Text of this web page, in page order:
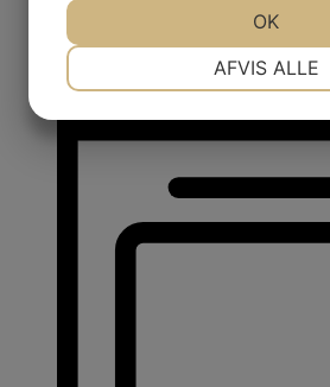
Professionel
MARKETING
AFVIS ALLE
OK